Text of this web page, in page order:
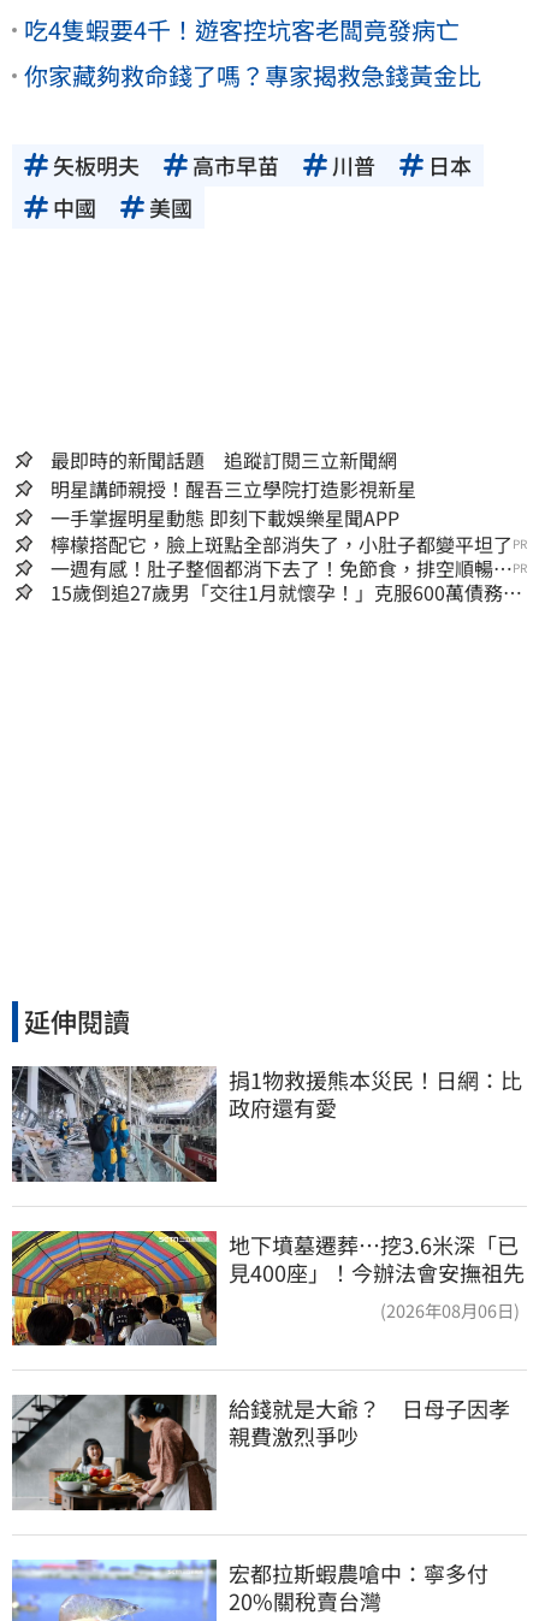
吃4隻蝦要4千！遊客控坑客老闆竟發病亡
你家藏夠救命錢了嗎？專家揭救急錢黃金比
矢板明夫 高市早苗 川普
日本
中國
美國
最即時的新聞話題 追蹤訂閱三立新聞網
明星講師親授！醒吾三立學院打造影視新星
一手掌握明星動態 即刻下載娛樂星聞APP
檸檬搭配它，臉上斑點全部消失了，小肚子都變平坦了 PR
一週有感！肚子整個都消下去了！免節食，排空順暢就
夠
PR
15歲倒追27歲男「交往1月就懷孕！」克服600萬債務
延伸閱讀
捐1物救援熊本災民！日網：比
政府還有愛
地下墳墓遷葬…挖3.6米深「已
見400座」！今辦法會安撫祖先
(2026年08月06日)
給錢就是大爺？　日母子因孝
親費激烈爭吵
宏都拉斯蝦農嗆中：寧多付
20%關稅賣台灣